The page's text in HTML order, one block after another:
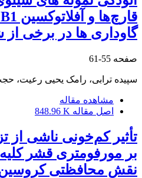
گاوداری ها در برخی
صفحه 55-61
سپیده ترابی، رامک یحیی رعیت،
مشاهده مقاله
اصل مقاله 848.96 K
تأثیر کم‌خونی ناشی از
بر مورفومتری قشر
نقش محافظتی